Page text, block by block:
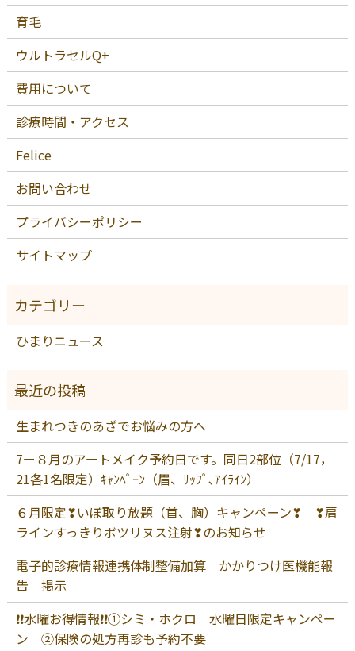
育毛
ウルトラセルQ+
費用について
診療時間・アクセス
Felice
お問い合わせ
プライバシーポリシー
サイトマップ
ひまりニュース
生まれつきのあざでお悩みの方へ
7ー８月のアートメイク予約日です。同日2部位（7/17，
21各1名限定）ｷｬﾝﾍﾟｰﾝ（眉、ﾘｯﾌﾟ､ｱｲﾗｲﾝ）
６月限定❣いぼ取り放題（首、胸）キャンペーン❣ ❣肩
ラインすっきりボツリヌス注射❣のお知らせ
電子的診療情報連携体制整備加算 かかりつけ医機能報
告 掲示
❗❗水曜お得情報❗❗①シミ・ホクロ 水曜日限定キャンペー
ン ②保険の処方再診も予約不要